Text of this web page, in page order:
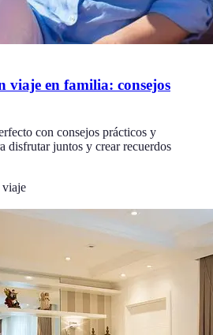
viaje en familia: consejos
con consejos prácticos y
disfrutar juntos y crear recuerdos
viaje